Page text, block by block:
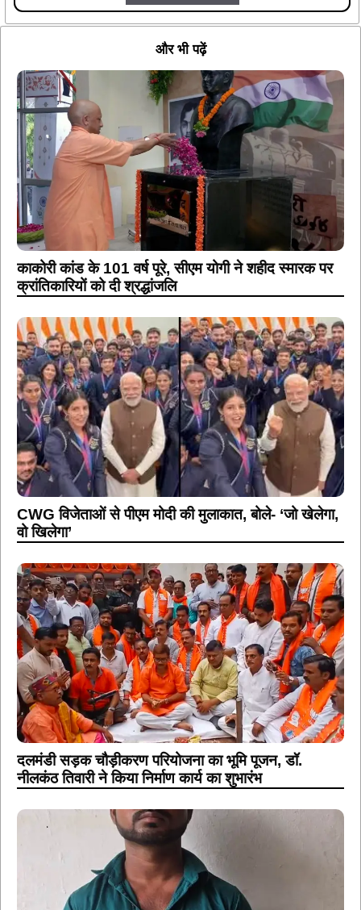
और भी पढ़ें
काकोरी कांड के 101 वर्ष पूरे, सीएम योगी ने शहीद स्मारक पर
क्रांतिकारियों को दी श्रद्धांजलि
CWG विजेताओं से पीएम मोदी की मुलाकात, बोले- ‘जो खेलेगा,
वो खिलेगा’
दलमंडी सड़क चौड़ीकरण परियोजना का भूमि पूजन, डॉ.
नीलकंठ तिवारी ने किया निर्माण कार्य का शुभारंभ